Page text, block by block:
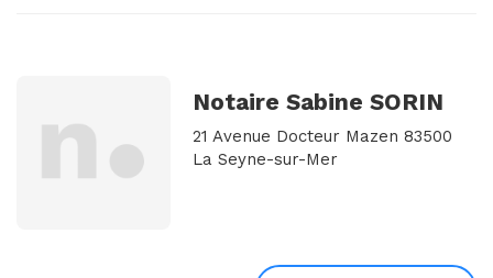
Notaire Sabine SORIN
21 Avenue Docteur Mazen 83500
La Seyne-sur-Mer